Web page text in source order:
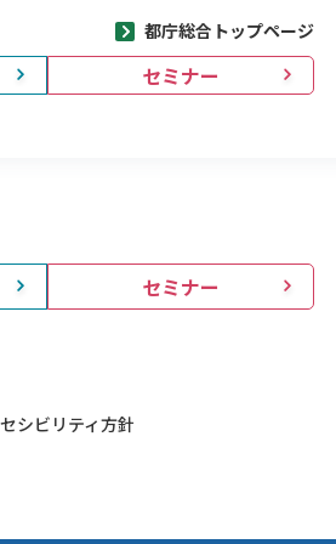
都庁総合トップページ
セミナー
セミナー
シビリティ方針